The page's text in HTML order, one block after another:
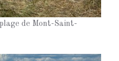
de Mont-Saint-